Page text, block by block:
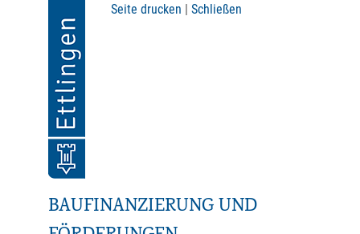
Seite drucken | Schließen
BAUFINANZIERUNG UND